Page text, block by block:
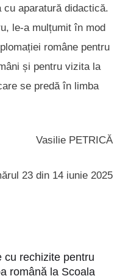
aparatură didactică.
le-a mulțumit în mod
române pentru
și pentru vizita la
se predă în limba
Vasilie PETRICĂ
23 din 14 iunie 2025
cu rechizite pentru
română la Școala